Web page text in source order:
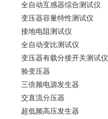
全自动互感器综合测试仪
变压器容量特性测试仪
接地电阻测试仪
全自动变比测试仪
变压器有载分接开关测试仪
验变压器
三倍频电源发生器
交直流分压器
超低频高压发生器